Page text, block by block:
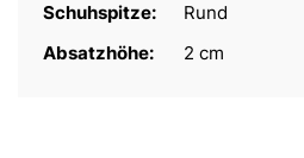
Schuhspitze:
Rund
Absatzhöhe:
2 cm